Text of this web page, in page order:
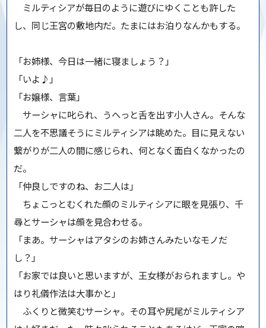
ミルティシアが毎日のように遊びにゆくことも許した
し、同じ王宮の敷地内だ。たまにはお泊りなんかもする。
「お姉様、今日は一緒に寝ましょう？」
「いよ♪」
「お嬢様、言葉」
サーシャに叱られ、うへっと舌を出す小人さん。そんな
二人を不思議そうにミルティシアは眺めた。目に見えない
繋がりが二人の間に感じられ、何となく面白くなかったの
だ。
「仲良しですのね、お二人は」
ちょこっとむくれた顔のミルティシアに眼を見張り、千
尋とサーシャは顔を見合わせる。
「まあ。サーシャはアタシのお姉さんみたいなモノだ
し？」
「お家では良いと思いますが、王女様がおられますし。や
はり礼儀作法は大事かと」
ふくりと微笑むサーシャ。その耳や尻尾がミルティシア